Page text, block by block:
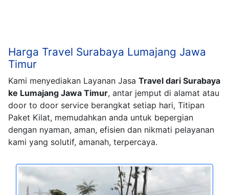
Harga Travel Surabaya Lumajang Jawa
Timur
Kami menyediakan Layanan Jasa Travel dari Surabaya
ke Lumajang Jawa Timur, antar jemput di alamat atau
door to door service berangkat setiap hari, Titipan
Paket Kilat, memudahkan anda untuk bepergian
dengan nyaman, aman, efisien dan nikmati pelayanan
kami yang solutif, amanah, terpercaya.